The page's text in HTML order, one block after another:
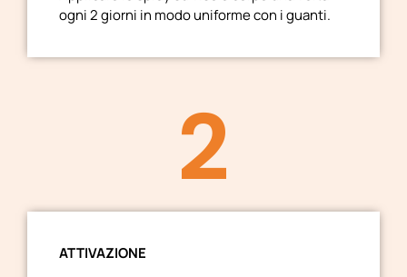
ogni 2 giorni in modo uniforme con i guanti.
2
ATTIVAZIONE